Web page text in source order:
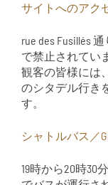
サイトへのアク
rue des Fusillés
で禁止されてい
観客の皆様には
のシタデル行き
す。
シャトルバス／
19時から20時30